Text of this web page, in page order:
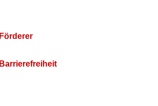
Förderer
Barrierefreiheit